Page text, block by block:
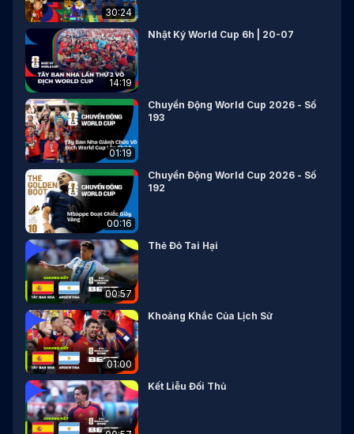
30:24
14:19
Nhật Ký World Cup 6h | 20-07
01:19
Chuyển Động World Cup 2026 - Số
193
00:16
Chuyển Động World Cup 2026 - Số
192
00:57
Thẻ Đỏ Tai Hại
01:00
Khoảng Khắc Của Lịch Sử
Kết Liễu Đối Thủ